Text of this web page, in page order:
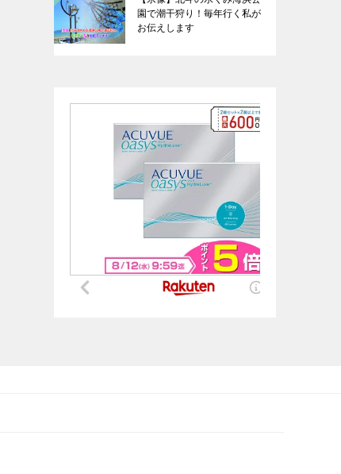
園で潮干狩り！毎年行く私が
お伝えします